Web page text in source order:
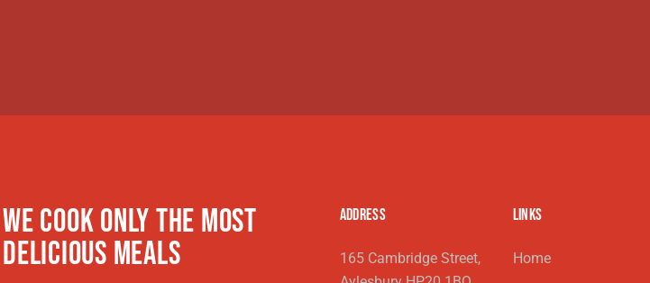
WE COOK ONLY THE MOST
DELICIOUS MEALS
ADDRESS
165 Cambridge Street,
LINKS
Home